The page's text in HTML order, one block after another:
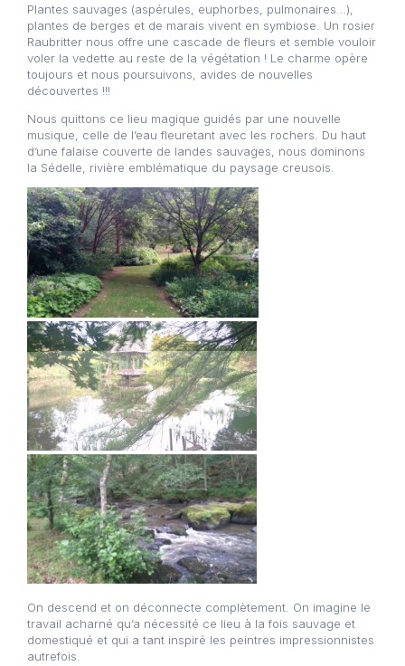
Plantes sauvages (aspérules, euphorbes, pulmonaires…),
plantes de berges et de marais vivent en symbiose. Un rosier
Raubritter nous offre une cascade de fleurs et semble vouloir
voler la vedette au reste de la végétation ! Le charme opère
toujours et nous poursuivons, avides de nouvelles
découvertes !!!
Nous quittons ce lieu magique guidés par une nouvelle
musique, celle de l’eau fleuretant avec les rochers. Du haut
d’une falaise couverte de landes sauvages, nous dominons
la Sédelle, rivière emblématique du paysage creusois.
On descend et on déconnecte complètement. On imagine le
travail acharné qu’a nécessité ce lieu à la fois sauvage et
domestiqué et qui a tant inspiré les peintres impressionnistes
autrefois.